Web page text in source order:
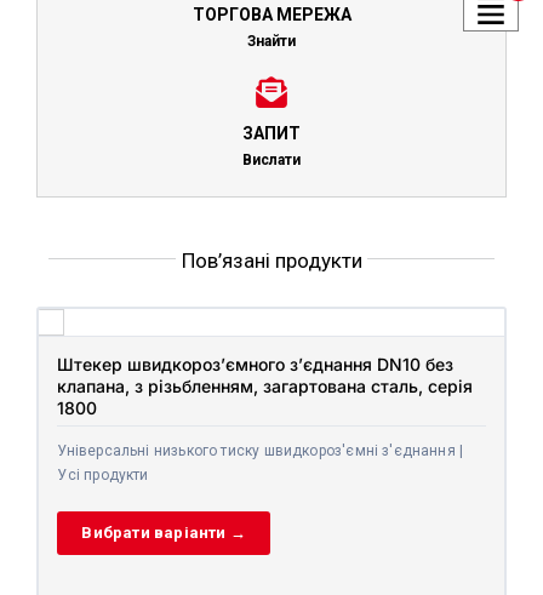
ТОРГОВА МЕРЕЖА
Знайти
ЗАПИТ
Вислати
Пов’язані продукти
Штекер швидкороз’ємного з’єднання DN10 без
клапана, з різьбленням, загартована сталь, серія
1800
Універсальні низького тиску швидкороз'ємні з'єднання |
Усі продукти
Вибрати варіанти →